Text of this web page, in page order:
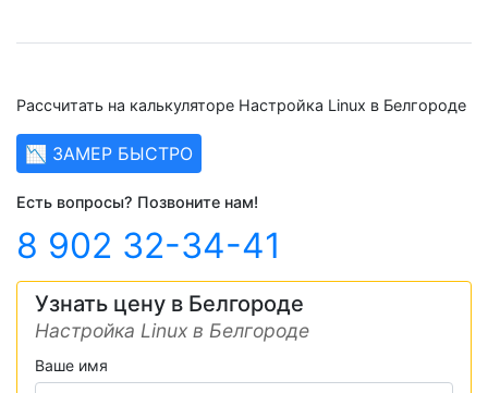
Рассчитать на калькуляторе Настройка Linux в Белгороде
📉 ЗАМЕР БЫСТРО
Есть вопросы? Позвоните нам!
8 902 32-34-41
Узнать цену в Белгороде
Настройка Linux в Белгороде
Ваше имя